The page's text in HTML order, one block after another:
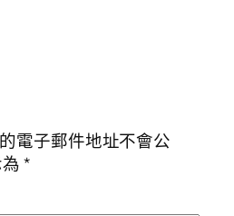
電子郵件地址不會公
*